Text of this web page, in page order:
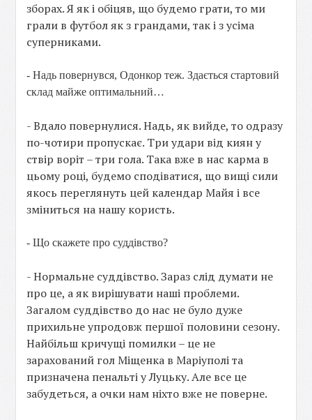
зборах. Я як і обіцяв, що будемо грати, то ми
грали в футбол як з грандами, так і з усіма
суперниками.
- Надь повернувся, Одонкор теж. Здається стартовий
склад майже оптимальний…
- Вдало повернулися. Надь, як вийде, то одразу
по-чотири пропускає. Три удари від киян у
ствір воріт – три гола. Така вже в нас карма в
цьому році, будемо сподіватися, що вищі сили
якось переглянуть цей календар Майя і все
зміниться на нашу користь.
- Що скажете про суддівство?
- Нормальне суддівство. Зараз слід думати не
про це, а як вирішувати наші проблеми.
Загалом суддівство до нас не було дуже
прихильне упродовж першої половини сезону.
Найбільш кричущі помилки – це не
зарахований гол Міщенка в Маріуполі та
призначена пенальті у Луцьку. Але все це
забудеться, а очки нам ніхто вже не поверне.